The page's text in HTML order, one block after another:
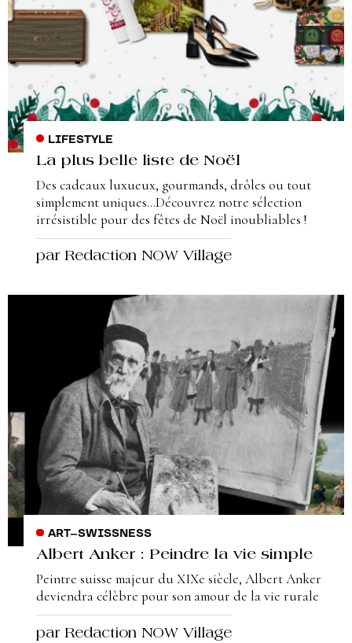
LIFESTYLE
La plus belle liste de Noël
Des cadeaux luxueux, gourmands, drôles ou tout
simplement uniques…Découvrez notre sélection
irrésistible pour des fêtes de Noël inoubliables !
par Redaction NOW Village
ART–SWISSNESS
Albert Anker : Peindre la vie simple
Peintre suisse majeur du XIXe siècle, Albert Anker
deviendra célèbre pour son amour de la vie rurale
par Redaction NOW Village